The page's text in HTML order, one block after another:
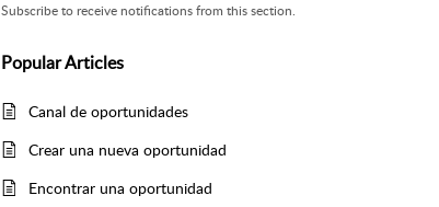
Subscribe to receive notifications from this section.
PopularArticles
Canal de oportunidades
Crear una nueva oportunidad
Encontrar una oportunidad